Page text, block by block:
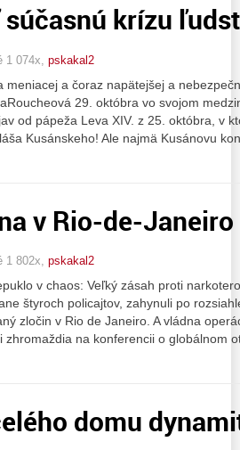
krízu
1 074x, pskakal2
meniacej a čoraz napätejšej a
29. októbra vo svojom
od pápeža Leva XIV. z 25. októbra, v
Kusánskeho! Ale najmä Kusánovu
v Rio-de-
1 802x, pskakal2
v chaos: Veľký zásah proti
štyroch policajtov, zahynuli po
zločin v Rio de Janeiro. A vládna
zhromaždia na konferencii o globálnom
domu